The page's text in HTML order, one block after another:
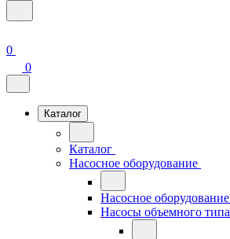
0
0
Каталог
Каталог
Насосное оборудование
Насосное оборудование
Насосы объемного типа